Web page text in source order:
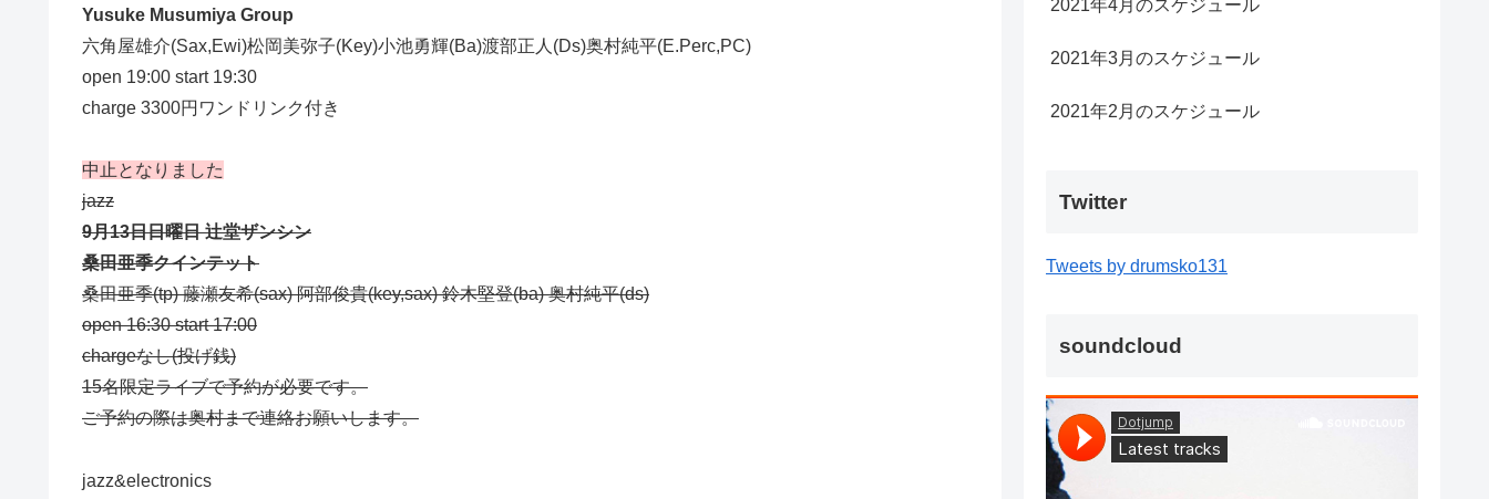
Yusuke Musumiya Group
六角屋雄介(Sax,Ewi)松岡美弥子(Key)小池勇輝(Ba)渡部正人(Ds)奥村純平(E.Perc,PC)
open 19:00 start 19:30
charge 3300円ワンドリンク付き
中止となりました
jazz
9月13日日曜日 辻堂ザンシン
桑田亜季クインテット
桑田亜季(tp) 藤瀬友希(sax) 阿部俊貴(key,sax) 鈴木堅登(ba) 奥村純平(ds)
open 16:30 start 17:00
chargeなし(投げ銭)
15名限定ライブで予約が必要です。
ご予約の際は奥村まで連絡お願いします。
jazz&electronics
2021年4月のスケジュール
2021年3月のスケジュール
2021年2月のスケジュール
Twitter
Tweets by drumsko131
soundcloud